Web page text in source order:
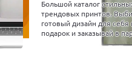
Большой каталог
трендовых принтов.
готовый дизайн для себя
подарок и заказывай в